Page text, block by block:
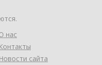
нас
Контакты
Новости сайта